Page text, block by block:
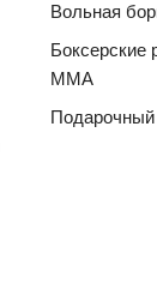
Вольная
Боксерские
ММА
Подарочный